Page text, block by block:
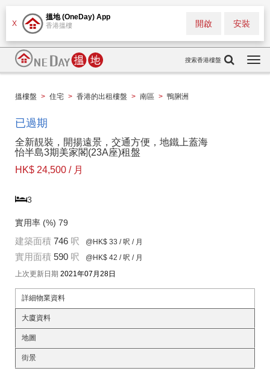
X
搵地 (OneDay) App
香港搵樓 安裝
開啟
搜索香港樓盤
搵樓盤 > 住宅 > 香港的出租樓盤 > 南區 > 鴨脷洲
已過期
全新靚裝，開揚遠景，交通方便，地鐵上蓋海
怡半島3期美家閣(23A座)租盤
HK$ 24,500 / 月
3
實用率 (%) 79
建築面積 746 呎 @HK$ 33 / 呎 / 月
實用面積 590 呎 @HK$ 42 / 呎 / 月
上次更新日期 2021年07月28日
詳細物業資料
大廈資料
地圖
街景